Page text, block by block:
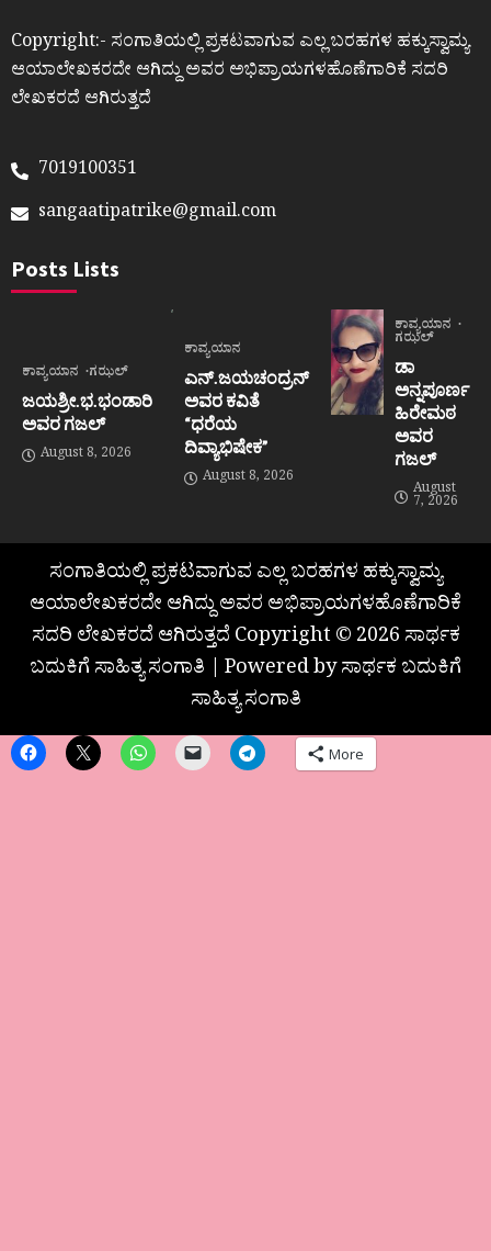
Copyright:- ಸಂಗಾತಿಯಲ್ಲಿ ಪ್ರಕಟವಾಗುವ ಎಲ್ಲ ಬರಹಗಳ ಹಕ್ಕುಸ್ವಾಮ್ಯ
ಆಯಾಲೇಖಕರದೇ ಆಗಿದ್ದು ಅವರ ಅಭಿಪ್ರಾಯಗಳಹೊಣೆಗಾರಿಕೆ ಸದರಿ
ಲೇಖಕರದೆ ಆಗಿರುತ್ತದೆ
7019100351
sangaatipatrike@gmail.com
Posts Lists
ಕಾವ್ಯಯಾನ ಗಝಲ್
ಜಯಶ್ರೀ.ಭ.ಭಂಡಾರಿ
ಅವರ ಗಜಲ್
August 8, 2026
ಕಾವ್ಯಯಾನ
ಎನ್.ಜಯಚಂದ್ರನ್
ಅವರ ಕವಿತೆ
“ಧರೆಯ
ದಿವ್ಯಾಭಿಷೇಕ”
August 8, 2026
ಕಾವ್ಯಯಾನ
ಗಝಲ್
ಡಾ
ಅನ್ನಪೂರ್ಣ
ಹಿರೇಮಠ
ಅವರ
ಗಜಲ್
August
7, 2026
ಸಂಗಾತಿಯಲ್ಲಿ ಪ್ರಕಟವಾಗುವ ಎಲ್ಲ ಬರಹಗಳ ಹಕ್ಕುಸ್ವಾಮ್ಯ
ಆಯಾಲೇಖಕರದೇ ಆಗಿದ್ದು ಅವರ ಅಭಿಪ್ರಾಯಗಳಹೊಣೆಗಾರಿಕೆ
ಸದರಿ ಲೇಖಕರದೆ ಆಗಿರುತ್ತದೆ Copyright © 2026 ಸಾರ್ಥಕ
ಬದುಕಿಗೆ ಸಾಹಿತ್ಯ ಸಂಗಾತಿ | Powered by ಸಾರ್ಥಕ ಬದುಕಿಗೆ
ಸಾಹಿತ್ಯ ಸಂಗಾತಿ
More